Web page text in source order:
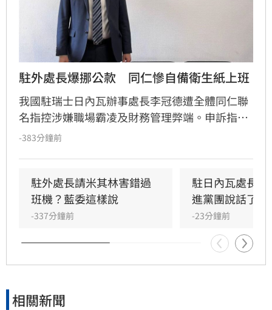
駐外處長爆挪公款　同仁慘自備衛生紙上班
我國駐瑞士日內瓦辦事處長李冠德遭全體同仁聯
名指控涉嫌職場霸凌及財務管理弊端。申訴指
出，李冠德不僅以公款支應私人開銷、浮濫報
辱同仁、歧視宗教與性別，並濫用職權將公務員
當私人司機，甚至因極端撙節導致辦公室連洗手
乳等基本物資都短缺，行徑相當誇張。
-383分鐘前
駐外處長請米其林害錯過
班機？藍委這樣說
-337分鐘前
駐日內瓦處長
進黨團說話了
-23分鐘前
相關新聞